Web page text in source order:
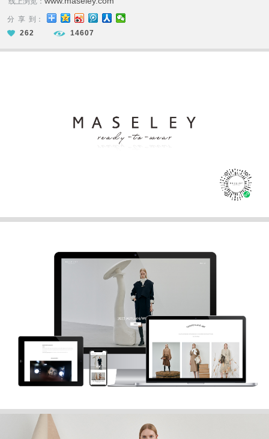
分 享 到：
262
14607